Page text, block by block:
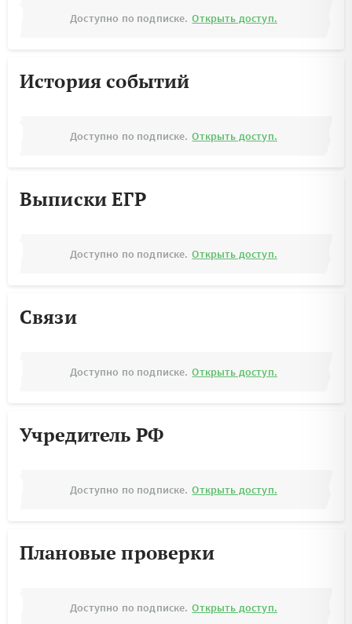
Доступно по подписке. Открыть доступ.
История событий
Доступно по подписке. Открыть доступ.
Выписки ЕГР
Доступно по подписке. Открыть доступ.
Связи
Доступно по подписке. Открыть доступ.
Учредитель РФ
Доступно по подписке. Открыть доступ.
Плановые проверки
Доступно по подписке. Открыть доступ.